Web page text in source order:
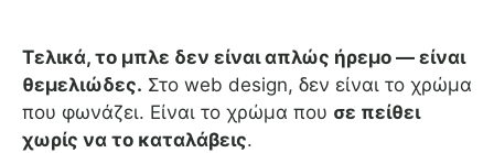
Τελικά, το μπλε δεν είναι απλώς ήρεμο — είναι
θεμελιώδες. Στο web design, δεν είναι το χρώμα
που φωνάζει. Είναι το χρώμα που σε πείθει
χωρίς να το καταλάβεις.